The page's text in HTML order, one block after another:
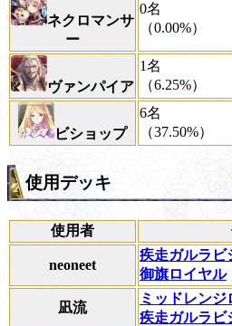
ネクロマンサ
ー
0名
（0.00%）
ヴァンパイア
1名
（6.25%）
ビショップ
6名
（37.50%）
使用デッキ
使用者
neoneet
疾走ガルラビ
御旗ロイヤル
凪流
ミッドレンジ
疾走ガルラビ